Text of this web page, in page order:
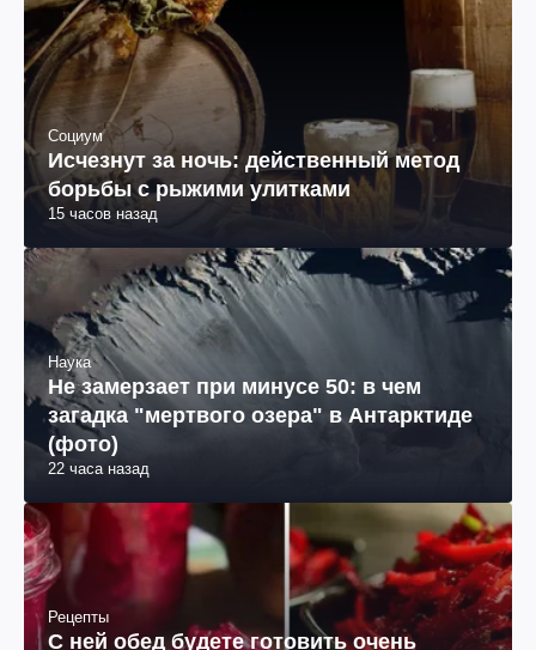
Социум
Исчезнут за ночь: действенный метод
борьбы с рыжими улитками
Наука
Не замерзает при минусе 50: в чем
загадка "мертвого озера" в Антарктиде
(фото)
Рецепты